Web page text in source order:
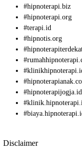
#hipnoterapi.biz
#hipnoterapi.org
#terapi.id
#hipnotis.org
#
#
#
#
#hipnoterapijogja.id
#
#
Disclaimer